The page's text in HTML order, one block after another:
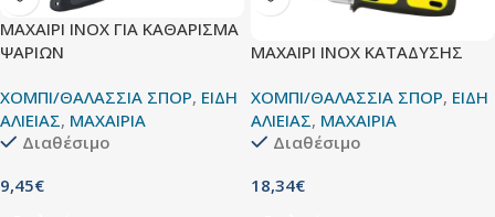
ΜΑΧΑΙΡΙ INOX ΓΙΑ ΚΑΘΑΡΙΣΜΑ
ΨΑΡΙΩΝ
ΧΟΜΠΙ/ΘΑΛΑΣΣΙΑ ΣΠΟΡ, ΕΙΔΗ
ΑΛΙΕΙΑΣ, ΜΑΧΑΙΡΙΑ
Διαθέσιμο
9,45€
ΜΑΧΑΙΡΙ INOX ΚΑΤΑΔΥΣΗΣ
ΧΟΜΠΙ/ΘΑΛΑΣΣΙΑ ΣΠΟΡ, ΕΙΔΗ
ΑΛΙΕΙΑΣ, ΜΑΧΑΙΡΙΑ
Διαθέσιμο
18,34€